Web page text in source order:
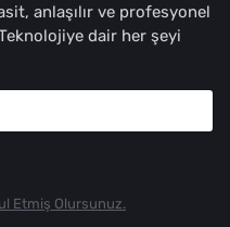
anlaşılır ve profesyonel
dair her şeyi
Etmiş Olursunuz.